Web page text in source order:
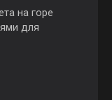
на горе
для